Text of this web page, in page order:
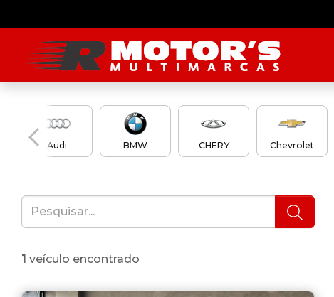
Audi BMW CHERY Chevrolet
1 veículo encontrado